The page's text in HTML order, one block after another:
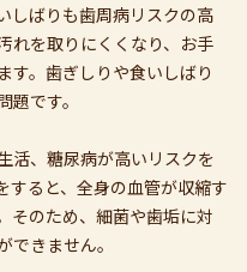
しばりも歯周病リスクの高
れを取りにくくなり、お手
す。歯ぎしりや食いしばり
です。
活、糖尿病が高いリスクを
すると、全身の血管が収縮す
そのため、細菌や歯垢に対
きません。